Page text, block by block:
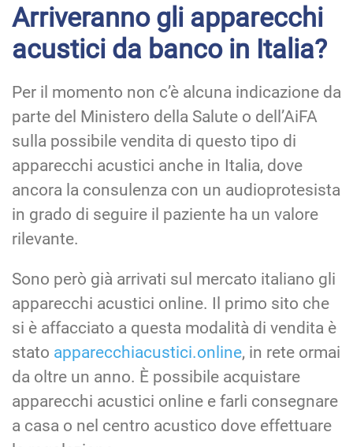
Arriveranno gli apparecchi
acustici da banco in Italia?
Per il momento non c’è alcuna indicazione da
parte del Ministero della Salute o dell’AiFA
sulla possibile vendita di questo tipo di
apparecchi acustici anche in Italia, dove
ancora la consulenza con un audioprotesista
in grado di seguire il paziente ha un valore
rilevante.
Sono però già arrivati sul mercato italiano gli
apparecchi acustici online. Il primo sito che
si è affacciato a questa modalità di vendita è
stato apparecchiacustici.online, in rete ormai
da oltre un anno. È possibile acquistare
apparecchi acustici online e farli consegnare
a casa o nel centro acustico dove effettuare